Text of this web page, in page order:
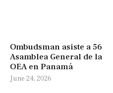
Ombudsman asiste a 56
Asamblea General de la
OEA en Panamá
June 24, 2026